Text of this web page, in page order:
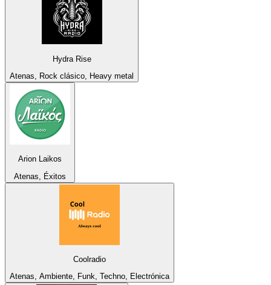
Hydra Rise
Atenas, Rock clásico, Heavy metal
Arion Laikos
Atenas, Éxitos
Coolradio
Atenas, Ambiente, Funk, Techno, Electrónica